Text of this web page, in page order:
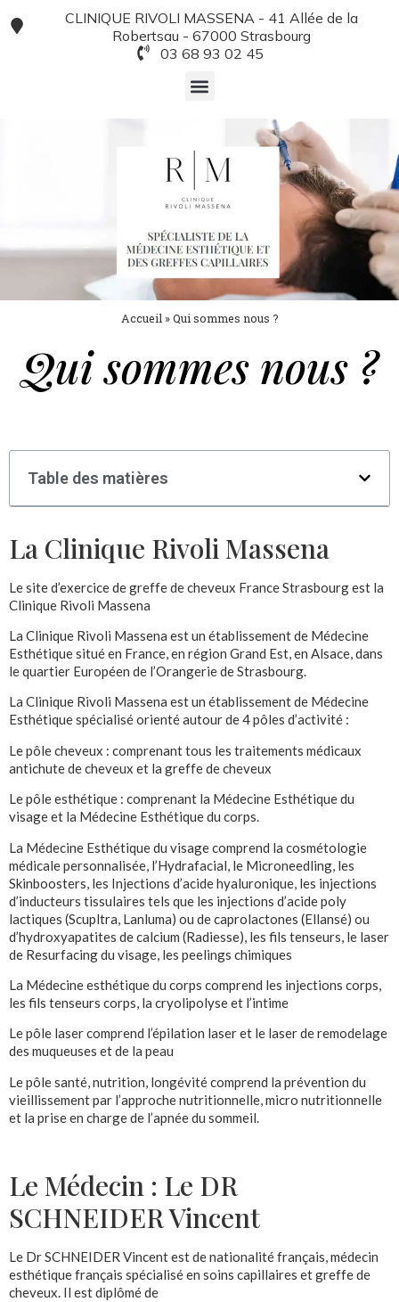
CLINIQUE RIVOLI MASSENA - 41 Allée de la
Robertsau - 67000 Strasbourg
03 68 93 02 45
Accueil »Qui sommes nous ?
Qui sommes nous ?
Table des matières
La Clinique Rivoli Massena
Le site d’exercice de greffe de cheveux France Strasbourg est la
Clinique Rivoli Massena
La Clinique Rivoli Massena est un établissement de Médecine
Esthétique situé en France, en région Grand Est, en Alsace, dans
le quartier Européen de l’Orangerie de Strasbourg.
La Clinique Rivoli Massena est un établissement de Médecine
Esthétique spécialisé orienté autour de 4 pôles d’activité :
Le pôle cheveux : comprenant tous les traitements médicaux
antichute de cheveux et la greffe de cheveux
Le pôle esthétique : comprenant la Médecine Esthétique du
visage et la Médecine Esthétique du corps.
La Médecine Esthétique du visage comprend la cosmétologie
médicale personnalisée, l’Hydrafacial, le Microneedling, les
Skinboosters, les Injections d’acide hyaluronique, les injections
d’inducteurs tissulaires tels que les injections d’acide poly
lactiques (Scupltra, Lanluma) ou de caprolactones (Ellansé) ou
d’hydroxyapatites de calcium (Radiesse), les fils tenseurs, le laser
de Resurfacing du visage, les peelings chimiques
La Médecine esthétique du corps comprend les injections corps,
les fils tenseurs corps, la cryolipolyse et l’intime
Le pôle laser comprend l’épilation laser et le laser de remodelage
des muqueuses et de la peau
Le pôle santé, nutrition, longévité comprend la prévention du
vieillissement par l’approche nutritionnelle, micro nutritionnelle
et la prise en charge de l’apnée du sommeil.
Le Médecin : Le DR
SCHNEIDER Vincent
Le Dr SCHNEIDER Vincent est de nationalité français, médecin
esthétique français spécialisé en soins capillaires et greffe de
cheveux. Il est diplômé de